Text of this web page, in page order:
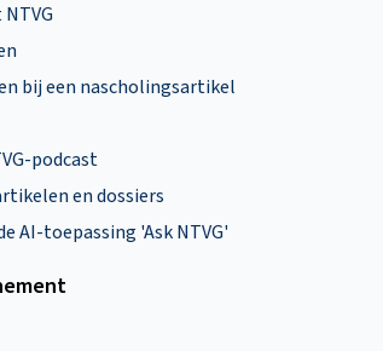
bij een nascholingsartikel
podcast
en dossiers
AI-toepassing 'Ask NTVG'